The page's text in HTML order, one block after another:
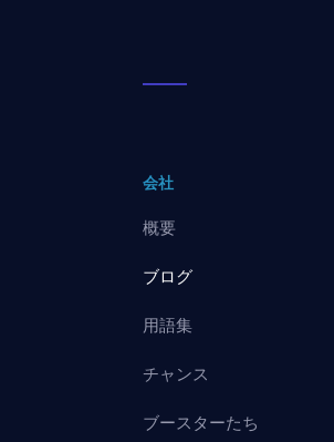
会社
概要
ブログ
用語集
チャンス
ブースターたち